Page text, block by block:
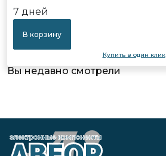
7 дней
В корзину
Купить в один клик
Вы недавно смотрели